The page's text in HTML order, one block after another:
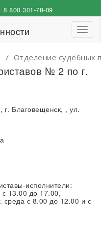
8 800 301-78-09
/ Отделение судебных
№ 2 по г.
Благовещенск, , ул.
исполнители:
с 13.00 до 17.00,
среда с 8.00 до 12.00 и с